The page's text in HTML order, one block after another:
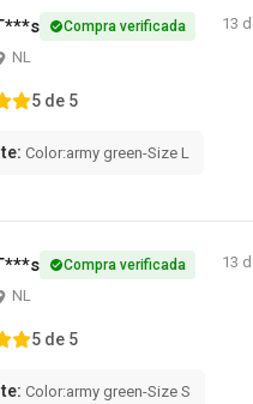
Compra verificada
NL
13
5 de 5
Color:army green-Size L
Compra verificada
NL
13
5 de 5
Color:army green-Size S